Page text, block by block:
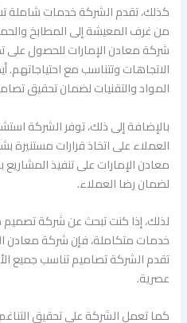
كذلك، تقدم الشركة خدمات شاملة
من غرف المعيشة إلى المطابخ
شركة معادن الإمارات للحصول
الاتجاهات وتتناسب مع احتياجاتهم.
المواد والتقنيات لضمان تحقيق
بالإضافة إلى ذلك، توفر الشركة
العملاء على اتخاذ قرارات
معادن الإمارات على تنفيذ
لضمان رضا العملاء.
لذلك، إذا كنت تبحث عن شركة
خدمات متكاملة، فإن شركة معادن
تقدم الشركة تصاميم تناسب جميع
عصرية.
كما تعمل الشركة على تحقيق